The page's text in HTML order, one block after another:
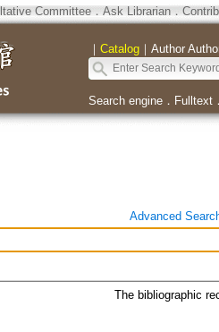
Committee． Ask Librarian．
｜ Catalog｜ Author
Search engine． Fulltext．
Advanced
The bibliographic